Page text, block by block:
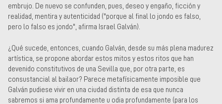
embrujo. De nuevo se confunden, pues, deseo y engaño, ficción y
realidad, mentira y autenticidad ("porque al final lo jondo es falso,
pero lo falso es jondo", afirma Israel Galván).
¿Qué sucede, entonces, cuando Galván, desde su más plena madurez
artística, se propone abordar estos mitos y estos ritos que han
devenido constitutivos de una Sevilla que, por otra parte, es
consustancial al bailaor? Parece metafísicamente imposible que
Galván pudiese vivir en una ciudad distinta de esa que nunca
sabremos si ama profundamente u odia profundamente (para los